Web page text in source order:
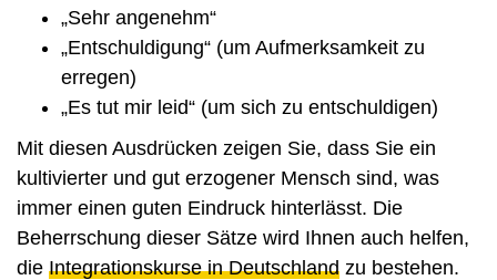
„Sehr angenehm“
„Entschuldigung“ (um Aufmerksamkeit zu
erregen)
„Es tut mir leid“ (um sich zu entschuldigen)
Mit diesen Ausdrücken zeigen Sie, dass Sie ein
kultivierter und gut erzogener Mensch sind, was
immer einen guten Eindruck hinterlässt. Die
Beherrschung dieser Sätze wird Ihnen auch helfen,
die Integrationskurse in Deutschland zu bestehen.